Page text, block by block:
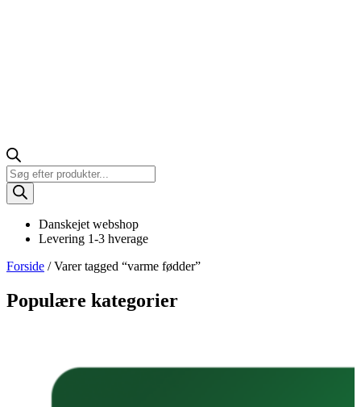
Products
search
Danskejet webshop
Levering 1-3 hverage
Forside / Varer tagged “varme fødder”
Populære kategorier